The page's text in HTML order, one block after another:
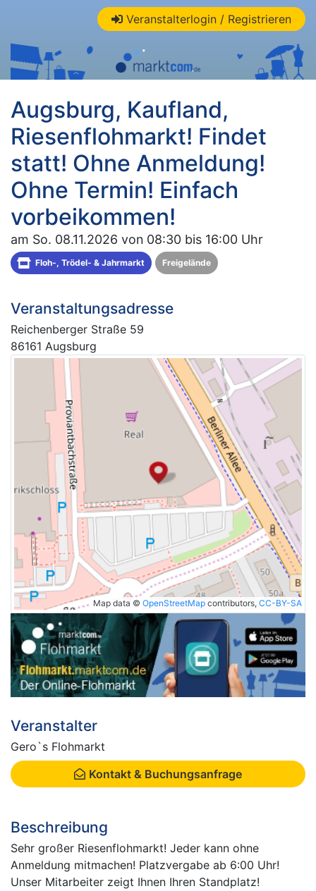
Veranstalterlogin / Registrieren
Augsburg, Kaufland,
Riesenflohmarkt! Findet
statt! Ohne Anmeldung!
Ohne Termin! Einfach
vorbeikommen!
am So. 08.11.2026 von 08:30 bis 16:00 Uhr
Floh-, Trödel- & Jahrmarkt Freigelände
Veranstaltungsadresse
Reichenberger Straße 59
86161 Augsburg
Map data © OpenStreetMap contributors, CC-BY-SA
Veranstalter
Gero`s Flohmarkt
Kontakt & Buchungsanfrage
Beschreibung
Sehr großer Riesenflohmarkt! Jeder kann ohne
Anmeldung mitmachen! Platzvergabe ab 6:00 Uhr!
Unser Mitarbeiter zeigt Ihnen Ihren Standplatz!